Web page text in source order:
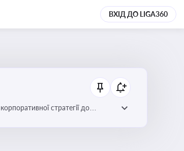
ВХІД ДО LIGA360
стратегії до